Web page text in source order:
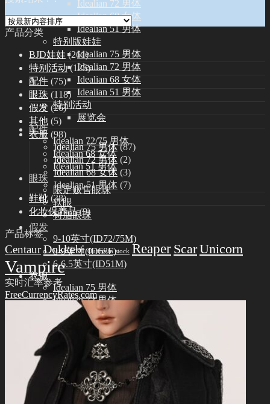
Idealian 72 男体
Idealian 68 女体
Idealian 51 男体
特别版娃娃
Idealian 75 男体
Idealian 72 男体
Idealian 68 女体
Idealian 51 男体
特别活动
展览会
配件
Idealian 72/75 男体
Idealian 68 女体
Idealian 51 男体
眼珠
限定贩售眼珠
软眼
树脂眼珠
假发
9-10英寸(ID72/75M)
8-9英寸(ID68F)
6-6.5英寸(ID51M)
衣服
Idealian 75 男体
Idealian 72 男体
Idealian 68 女体
Idealian 51 男体
鞋靴
Idealian 72/75 男体
Idealian 68 女体
Idealian 51 男体
其他
其他配饰品
产品分类
BJD娃娃 (261)
特别活动 (125)
配件 (75)
眼珠 (118)
假发 (26)
其他 (5)
衣服 (98)
Idealian 75 男体 (87)
Idealian 72 男体 (2)
Idealian 68 女体 (3)
Idealian 51 男体 (7)
鞋靴 (38)
化妆保养品 (9)
产品标签
CentaurDokkebi Outfits in stock Reaper ScarUnicorn
Vampire
实时汇率参考
FreeCurrencyRates.com